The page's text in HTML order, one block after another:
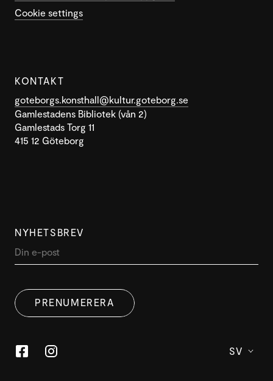
Cookie settings
KONTAKT
goteborgs.konsthall@kultur.goteborg.se
Gamlestadens Bibliotek (vån 2)
Gamlestads Torg 11
415 12 Göteborg
NYHETSBREV
PRENUMERERA
SV
COOKIES
webbplats samtycker du till alla cookies i enlighet med
vår cookiepolicy.